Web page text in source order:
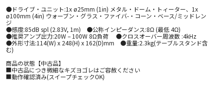
●ドライブ・ユニット:1x ø25mm (1in) メタル・ドーム・トィーター、1x
ø100mm (4in) ウォーブン・グラス・ファイバ-・コーン・ベース/ミッドレン
ジ
●感度:85dB spl (2.83V, 1m) ●公称インピーダンス:8Ω (最低 4Ω)
●推奨アンプ出力:20W – 100W 8Ω負荷 ●クロスオーバー周波数 :4kHz
●外形寸法:114(W) x 248(H) x 162(D)mm ●重量:2.3kg(テーブルスタンド含
む)
商品の状態【中古品】
■中古品につき微細なキズヨゴレはご容赦ください
■動作確認済み(スイープチェックOK)